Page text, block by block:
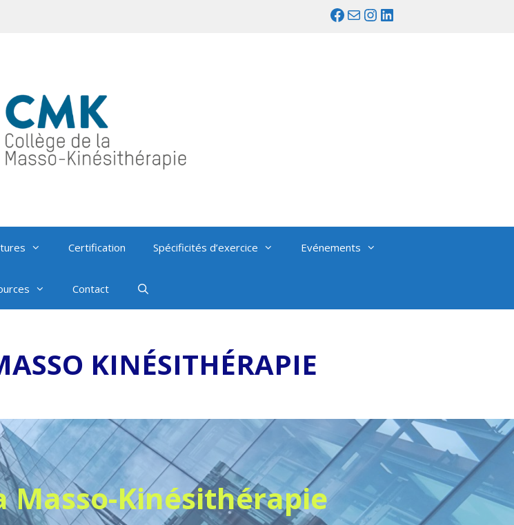
Facebook
MailInstagram
LinkedIn
Certification Spécificités d’exercice Evénements
Contact
KINÉSITHÉRAPIE
Masso-Kinésithérapie